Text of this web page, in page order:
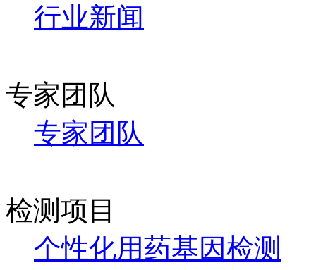
行业新闻
专家团队
专家团队
检测项目
个性化用药基因检测